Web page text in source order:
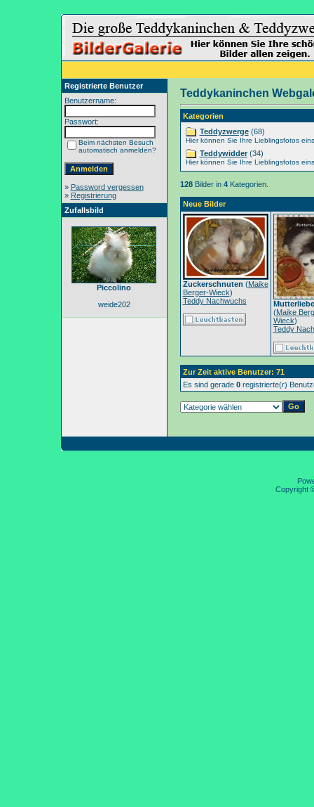
Registrierte Benutzer
Benutzername:
Passwort:
Beim nächsten Besuch
automatisch anmelden?
» Password vergessen
» Registrierung
Zufallsbild
Piccolino
weide202
Teddykaninchen
Kategorien
Teddyzwerge(68)
Hier können Sie Ihre Lieblingsfotos
Teddywidder(34)
Hier können Sie Ihre Lieblingsfotos
128Bilder in 4Kategorien.
Neue Bilder
Zuckerschnuten (Maike
Berger-Wieck)
Teddy Nachwuchs
Mutterliebe
(Maike
Wieck)
Teddy
Zur Zeit aktive Benutzer: 71
Es sind gerade 0registrierte(r)
Copyright